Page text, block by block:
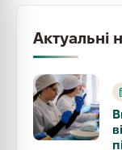
Актуальні